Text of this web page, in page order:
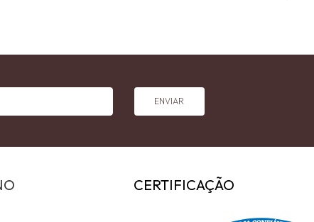
ENVIAR
CERTIFICAÇÃO